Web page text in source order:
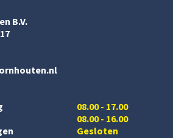
B.V.
08.00 - 17.00
08.00 - 16.00
Gesloten